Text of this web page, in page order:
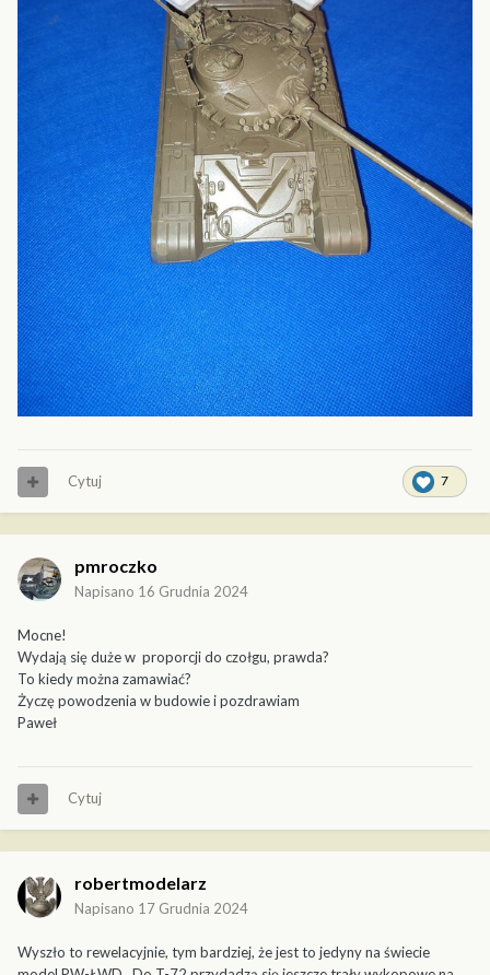
7
Cytuj
pmroczko
Napisano 16 Grudnia 2024
Mocne!
Wydają się duże w proporcji do czołgu, prawda?
To kiedy można zamawiać?
Życzę powodzenia w budowie i pozdrawiam
Paweł
Cytuj
robertmodelarz
Napisano 17 Grudnia 2024
Wyszło to rewelacyjnie, tym bardziej, że jest to jedyny na świecie